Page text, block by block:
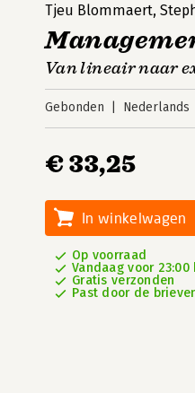
Tjeu Blommaert,
Van lineair naar
Gebonden Nederlands
€ 33,25
In winkelwagen
Op voorraad
Vandaag voor
Gratis verzonden
Past door de